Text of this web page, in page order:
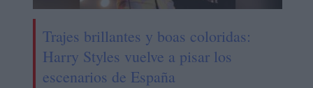
Trajes brillantes y boas coloridas:
Harry Styles vuelve a pisar los
escenarios de España